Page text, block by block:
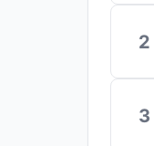
2
3